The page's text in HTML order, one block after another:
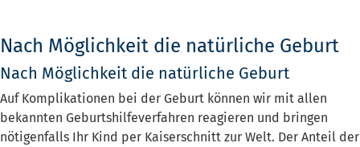
Nach Möglichkeit die natürliche Geburt
Nach Möglichkeit die natürliche Geburt
Auf Komplikationen bei der Geburt können wir mit allen
bekannten Geburtshilfeverfahren reagieren und bringen
nötigenfalls Ihr Kind per Kaiserschnitt zur Welt. Der Anteil der